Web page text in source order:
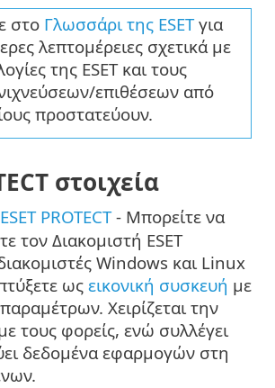
στο Γλωσσάρι της ESETγια
λεπτομέρειες σχετικά με
της ESET και τους
επιθέσεων από
προστατεύουν.
στοιχεία
PROTECT- Μπορείτε να
τον Διακομιστή ESET
Windows και Linux
ως εικονική συσκευή με
Χειρίζεται την
τους φορείς, ενώ συλλέγει
δεδομένα εφαρμογών στη